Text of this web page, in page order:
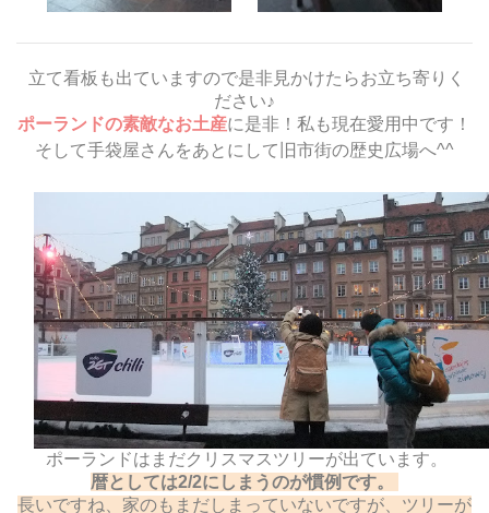
立て看板も出ていますので是非見かけたらお立ち寄りく
ださい♪
ポーランドの素敵なお土産に是非！私も現在愛用中です！
そして手袋屋さんをあとにして旧市街の歴史広場へ^^
ポーランドはまだクリスマスツリーが出ています。
暦としては2/2にしまうのが慣例です。
長いですね、家のもまだしまっていないですが、ツリーが